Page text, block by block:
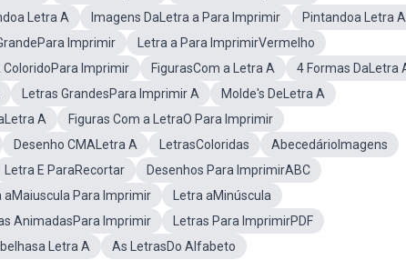
Letra A Imagens DaLetra a Para Imprimir
Pintandoa Letra A
Imprimir
Letra a Para ImprimirVermelho
ColoridoPara Imprimir FigurasCom a Letra A
4 Formas DaLetra
Letras GrandesPara Imprimir A
Molde's DeLetra A
A
Figuras Com a LetraO Para Imprimir
Desenho CMALetra A LetrasColoridas
AbecedárioImagens
Letra E ParaRecortar
Desenhos Para ImprimirABC
aMaiuscula Para Imprimir
Letra aMinúscula
AnimadasPara Imprimir
Letras Para ImprimirPDF
Letra A
As LetrasDo Alfabeto